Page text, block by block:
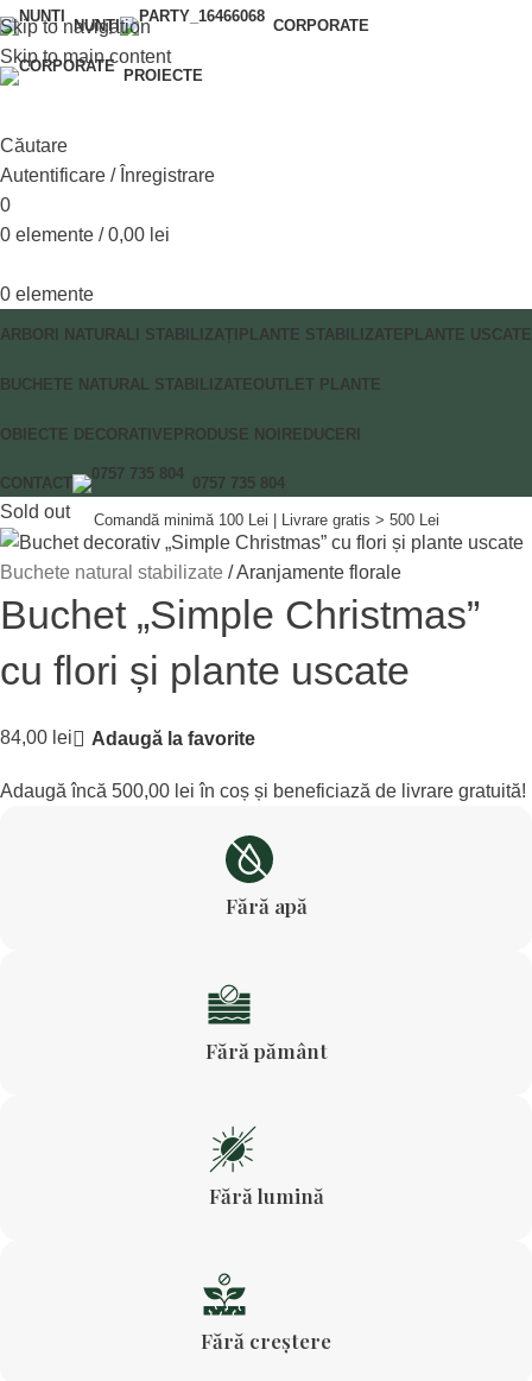
Skip to navigation
Skip to main content
NUNȚI CORPORATE
PROIECTE
Căutare
Autentificare / Înregistrare
0
0 elemente / 0,00 lei
0 elemente
ARBORI NATURALI STABILIZAȚI PLANTE STABILIZATEPLANTE USCATE
BUCHETE NATURAL STABILIZATEOUTLET PLANTE
OBIECTE DECORATIVEPRODUSE NOI REDUCERI
CONTACT 0757 735 804
Comandă minimă 100 Lei | Livrare gratis > 500 Lei
Sold out
Buchete natural stabilizate Aranjamente florale
Buchet „Simple Christmas”
cu flori și plante uscate
84,00 lei Adaugă la favorite
Adaugă încă 500,00 lei în coș și beneficiază de livrare gratuită!
Fără apă
Fără pământ
Fără lumină
Fără creștere